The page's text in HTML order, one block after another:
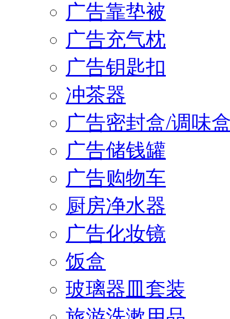
广告靠垫被
广告充气枕
广告钥匙扣
冲茶器
广告密封盒/调味
广告储钱罐
广告购物车
厨房净水器
广告化妆镜
饭盒
玻璃器皿套装